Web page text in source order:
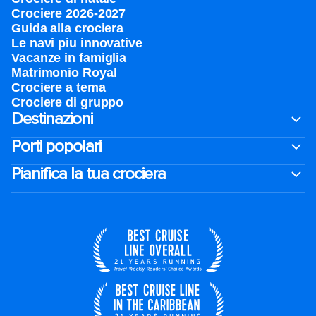
Crociere 2026-2027
Guida alla crociera
Le navi piu innovative
Vacanze in famiglia
Matrimonio Royal
Crociere a tema
Crociere di gruppo
Destinazioni
Porti popolari
Pianifica la tua crociera